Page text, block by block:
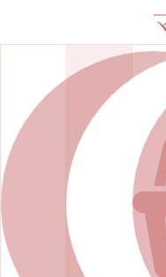
ママのかく
手づくり表
ンドメイド（
センスで表現